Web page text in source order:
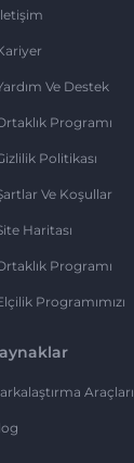
Ve Destek
Programı
Politikası
Ve Koşullar
Haritası
Programı
Programımızı
Araçları